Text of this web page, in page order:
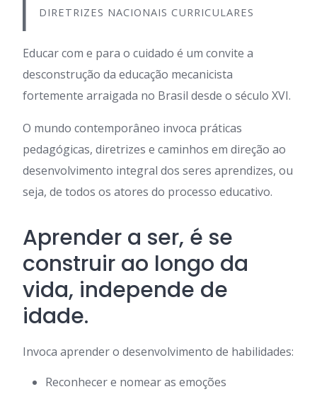
DIRETRIZES NACIONAIS CURRICULARES
Educar com e para o cuidado é um convite a
desconstrução da educação mecanicista
fortemente arraigada no Brasil desde o século XVI.
O mundo contemporâneo invoca práticas
pedagógicas, diretrizes e caminhos em direção ao
desenvolvimento integral dos seres aprendizes, ou
seja, de todos os atores do processo educativo.
Aprender a ser, é se
construir ao longo da
vida, independe de
idade.
Invoca aprender o desenvolvimento de habilidades:
Reconhecer e nomear as emoções